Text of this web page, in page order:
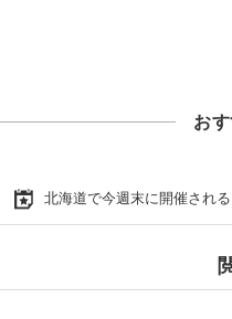
お
北海道で今週末に開催され